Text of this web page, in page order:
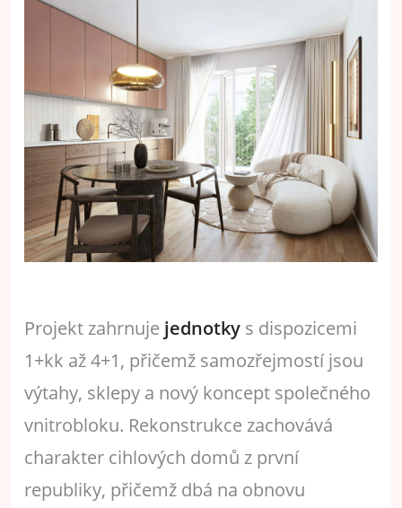
Projekt zahrnuje jednotky s dispozicemi
1+kk až 4+1, přičemž samozřejmostí jsou
výtahy, sklepy a nový koncept společného
vnitrobloku. Rekonstrukce zachovává
charakter cihlových domů z první
republiky, přičemž dbá na obnovu